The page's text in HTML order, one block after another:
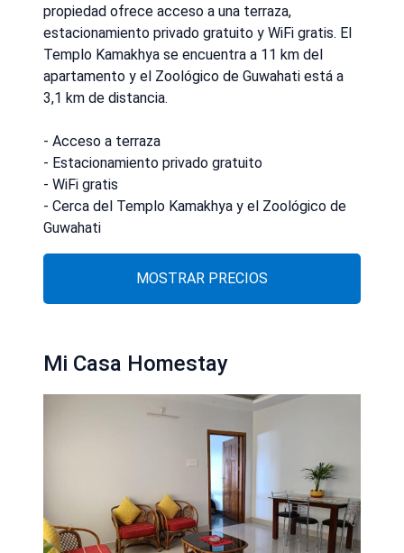
propiedad ofrece acceso a una terraza,
estacionamiento privado gratuito y WiFi gratis. El
Templo Kamakhya se encuentra a 11 km del
apartamento y el Zoológico de Guwahati está a
3,1 km de distancia.
- Acceso a terraza
- Estacionamiento privado gratuito
- WiFi gratis
- Cerca del Templo Kamakhya y el Zoológico de
Guwahati
MOSTRAR PRECIOS
Mi Casa Homestay